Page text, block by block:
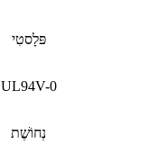
פּלָסטִי
UL94V-0
נְחוֹשֶׁת